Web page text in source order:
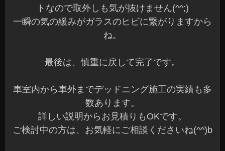
トなので取外しも気が抜けません(^^;)
一瞬の気の緩みがガラスのヒビに繋がりますから
ね。
最後は、慎重に戻して完了です。
車室内から車外までデッドニング施工の実績も多
数あります。
詳しい説明からお見積りもOKです。
ご検討中の方は、お気軽にご相談くださいね(^^)b